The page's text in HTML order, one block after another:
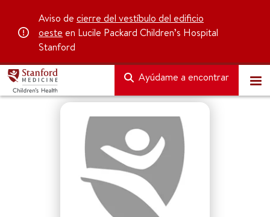
Aviso de cierre del vestíbulo del edificio
oeste en Lucile Packard Children’s Hospital
Stanford
Ayúdame a encontrar